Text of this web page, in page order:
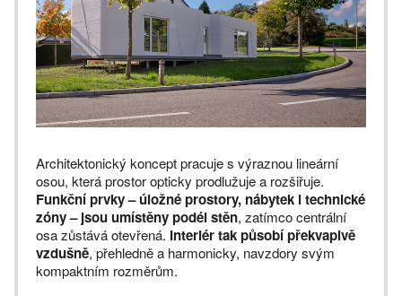
Architektonický koncept pracuje s výraznou lineární
osou, která prostor opticky prodlužuje a rozšiřuje.
Funkční prvky – úložné prostory, nábytek i technické
zóny – jsou umístěny podél stěn, zatímco centrální
osa zůstává otevřená. Interiér tak působí překvapivě
vzdušně, přehledně a harmonicky, navzdory svým
kompaktním rozměrům.